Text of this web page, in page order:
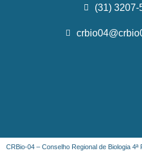
(31) 3207-
CRBio-04 – Conselho Regional de Biologia 4ª